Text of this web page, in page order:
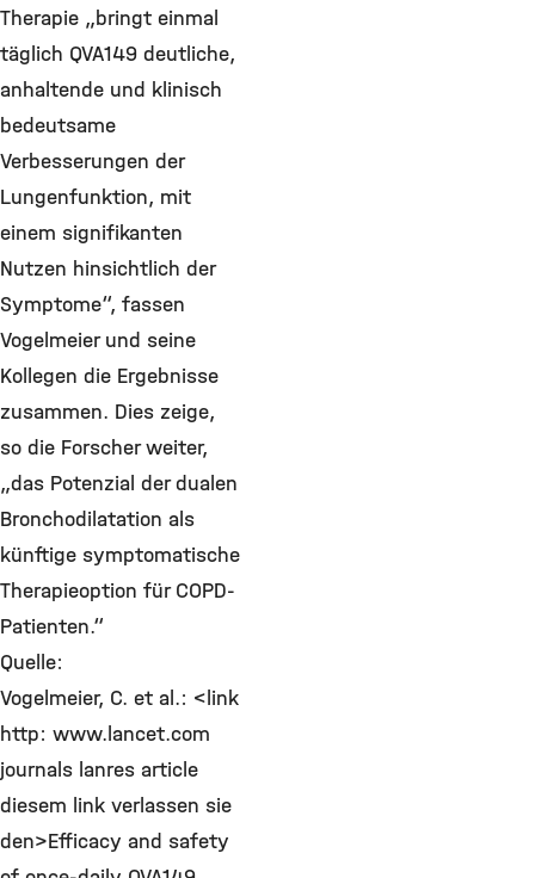
Therapie „bringt einmal
täglich QVA149 deutliche,
anhaltende und klinisch
bedeutsame
Verbesserungen der
Lungenfunktion, mit
einem signifikanten
Nutzen hinsichtlich der
Symptome“, fassen
Vogelmeier und seine
Kollegen die Ergebnisse
zusammen. Dies zeige,
so die Forscher weiter,
„das Potenzial der dualen
Bronchodilatation als
künftige symptomatische
Therapieoption für COPD-
Patienten.“
Quelle:
Vogelmeier, C. et al.: <link
http: www.lancet.com
journals lanres article
diesem link verlassen sie
den>Efficacy and safety